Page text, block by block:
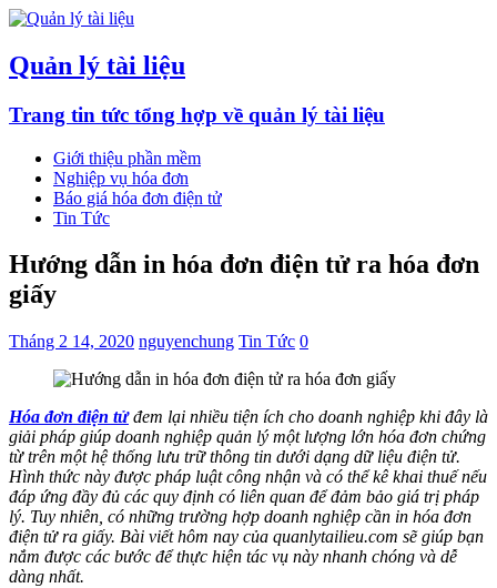
Quản lý tài liệu
Trang tin tức tổng hợp về quản lý tài liệu
Giới thiệu phần mềm
Nghiệp vụ hóa đơn
Báo giá hóa đơn điện tử
Tin Tức
Hướng dẫn in hóa đơn điện tử ra hóa đơn
giấy
Tháng 2 14, 2020 nguyenchung Tin Tức 0
Hóa đơn điện tửđem lại nhiều tiện ích cho doanh nghiệp khi đây là
giải pháp giúp doanh nghiệp quản lý một lượng lớn hóa đơn chứng
từ trên một hệ thống lưu trữ thông tin dưới dạng dữ liệu điện tử.
Hình thức này được pháp luật công nhận và có thể kê khai thuế nếu
đáp ứng đầy đủ các quy định có liên quan để đảm bảo giá trị pháp
lý. Tuy nhiên, có những trường hợp doanh nghiệp cần in hóa đơn
điện tử ra giấy. Bài viết hôm nay của quanlytailieu.com sẽ giúp bạn
nắm được các bước để thực hiện tác vụ này nhanh chóng và dễ
dàng nhất.